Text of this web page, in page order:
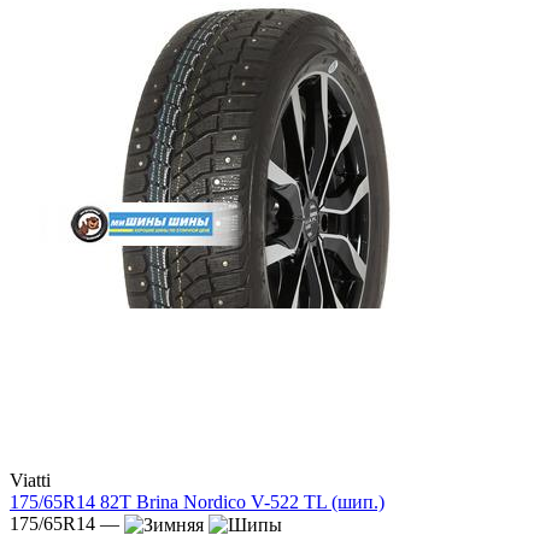
Viatti
175/65R14 82T Brina Nordico V-522 TL (шип.)
175/65R14 —